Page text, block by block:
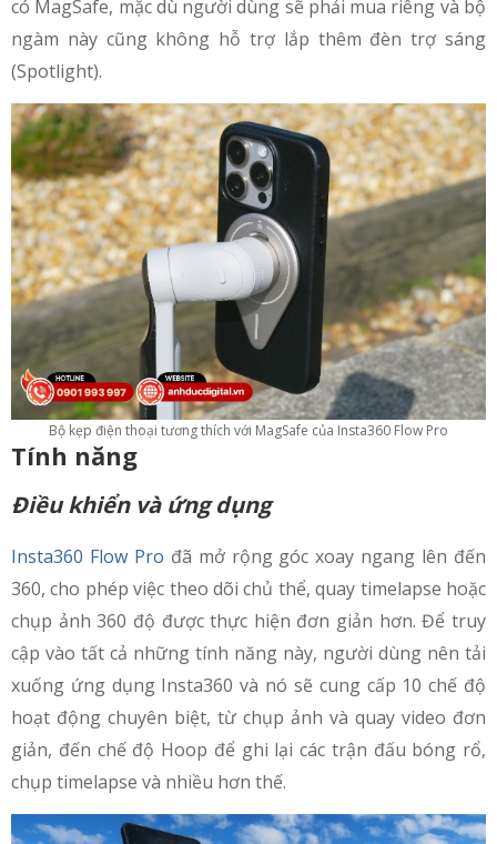
có MagSafe, mặc dù người dùng sẽ phải mua riêng và bộ
ngàm này cũng không hỗ trợ lắp thêm đèn trợ sáng
(Spotlight).
Bộ kẹp điện thoại tương thích với MagSafe của Insta360 Flow Pro
Tính năng
Điều khiển và ứng dụng
Insta360 Flow Pro đã mở rộng góc xoay ngang lên đến
360, cho phép việc theo dõi chủ thể, quay timelapse hoặc
chụp ảnh 360 độ được thực hiện đơn giản hơn. Để truy
cập vào tất cả những tính năng này, người dùng nên tải
xuống ứng dụng Insta360 và nó sẽ cung cấp 10 chế độ
hoạt động chuyên biệt, từ chụp ảnh và quay video đơn
giản, đến chế độ Hoop để ghi lại các trận đấu bóng rổ,
chụp timelapse và nhiều hơn thế.